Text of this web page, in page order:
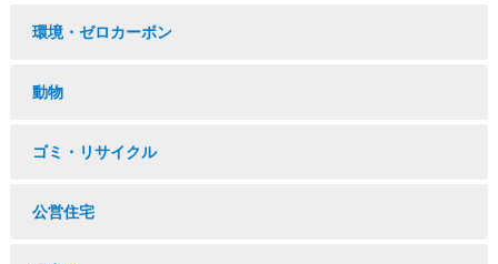
環境・ゼロカーボン
動物
ゴミ・リサイクル
公営住宅